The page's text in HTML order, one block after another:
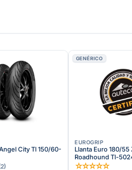
City Tl 150/60-
2)
GENÉRICO
EUROGRIP
Llanta Euro 180/55
Roadhound Tl-
☆☆☆☆☆